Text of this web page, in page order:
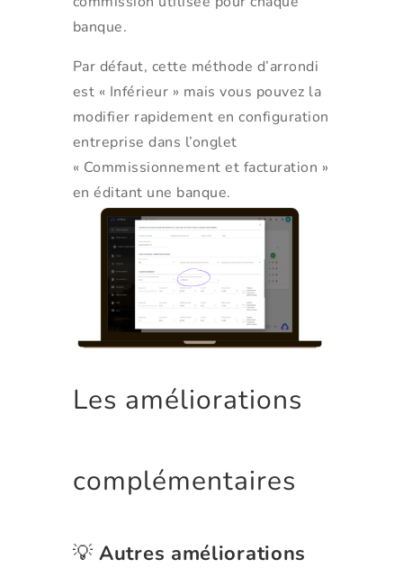
banque.
Par défaut, cette méthode d’arrondi
est « Inférieur » mais vous pouvez la
modifier rapidement en configuration
entreprise dans l’onglet
« Commissionnement et facturation »
en éditant une banque.
Les améliorations
complémentaires
💡Autres améliorations